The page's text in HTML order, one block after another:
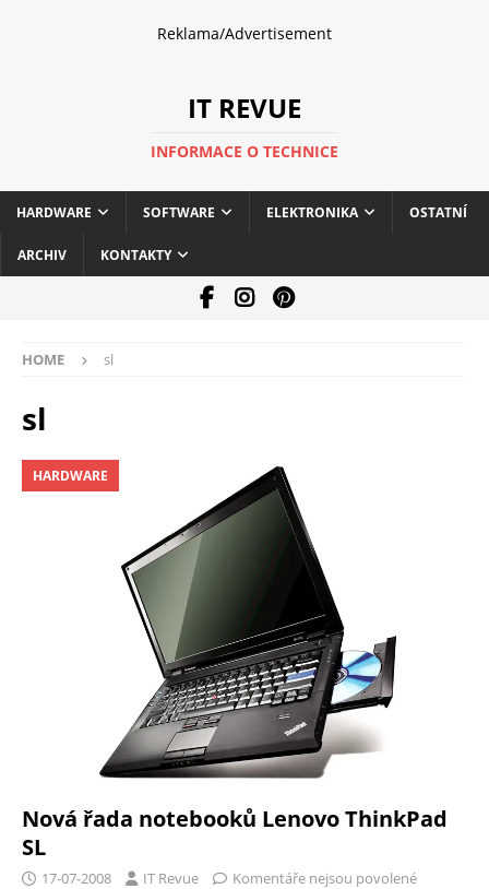
Reklama/Advertisement
IT REVUE
INFORMACE O TECHNICE
HARDWARE SOFTWARE ELEKTRONIKA OSTATNÍ
ARCHIV KONTAKTY
HOME sl
sl
HARDWARE
Nová řada notebooků Lenovo ThinkPad
SL
17-07-2008 IT Revue Komentáře nejsou povolené